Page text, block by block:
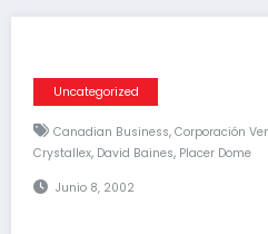
Uncategorized
Canadian Business, Corporación
Crystallex, David Baines, Placer Dome
Junio 8, 2002